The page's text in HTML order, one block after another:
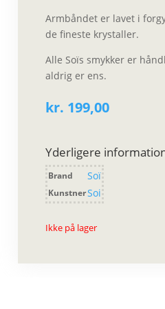
Armbåndet er lavet i
de fineste krystaller.
Alle Soïs smykker er
aldrig er ens.
kr. 199,00
Yderligere
Brand Soï
KunstnerSoi
Ikke på lager